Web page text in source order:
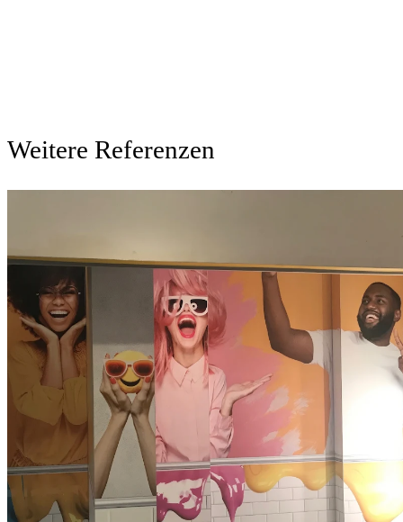
Weitere Referenzen